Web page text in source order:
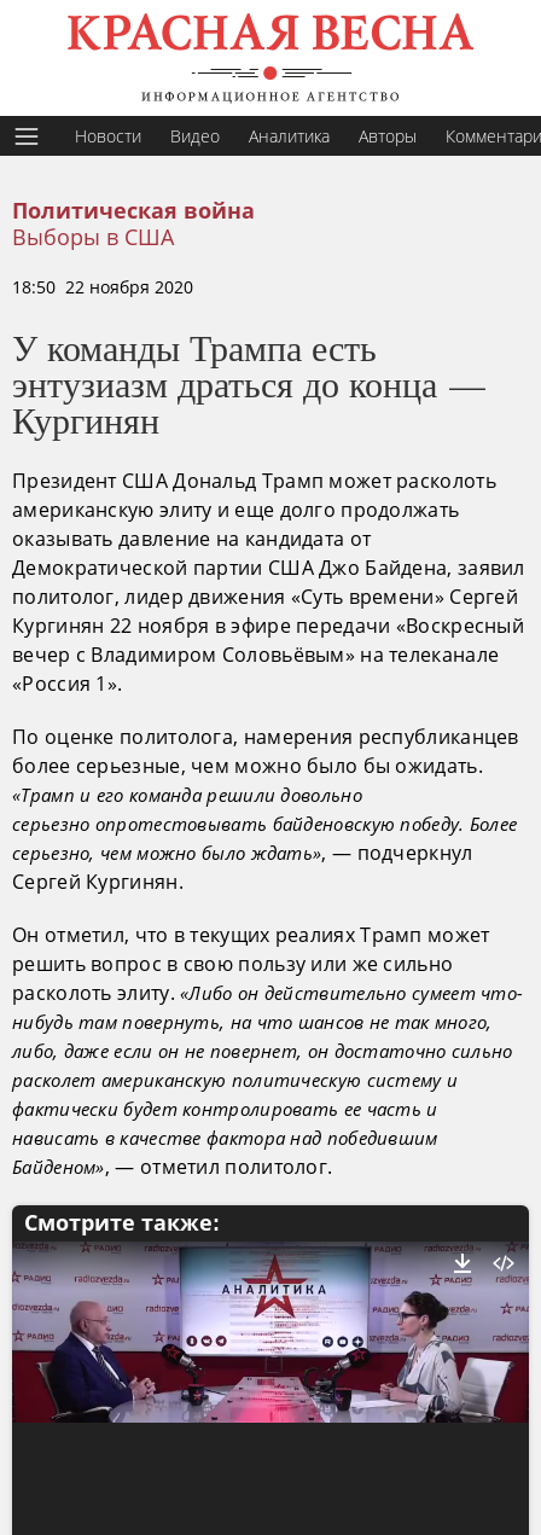
Новости Видео Аналитика Авторы
Политическая война
Выборы в США
18:50 22 ноября 2020
У команды Трампа есть
энтузиазм драться до конца —
Кургинян
Президент США Дональд Трамп может расколоть
американскую элиту и еще долго продолжать
оказывать давление на кандидата от
Демократической партии США Джо Байдена, заявил
политолог, лидер движения «Суть времени» Сергей
Кургинян 22 ноября в эфире передачи «Воскресный
вечер с Владимиром Соловьёвым» на телеканале
«Россия 1».
По оценке политолога, намерения республиканцев
более серьезные, чем можно было бы ожидать.
«Трамп и его команда решили довольно
серьезно опротестовывать байденовскую победу. Более
серьезно, чем можно было ждать», — подчеркнул
Сергей Кургинян.
Он отметил, что в текущих реалиях Трамп может
решить вопрос в свою пользу или же сильно
расколоть элиту.«Либо он действительно сумеет что-
нибудь там повернуть, на что шансов не так много,
либо, даже если он не повернет, он достаточно сильно
расколет американскую политическую систему и
фактически будет контролировать ее часть и
нависать в качестве фактора над победившим
Байденом», — отметил политолог.
Смотрите также: